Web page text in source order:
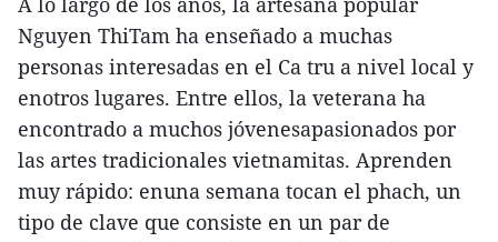
Nguyen ThiTam ha enseñado a muchas
personas interesadas en el Ca tru a nivel local y
enotros lugares. Entre ellos, la veterana ha
encontrado a muchos jóvenesapasionados por
las artes tradicionales vietnamitas. Aprenden
muy rápido: enuna semana tocan el phach, un
tipo de clave que consiste en un par de